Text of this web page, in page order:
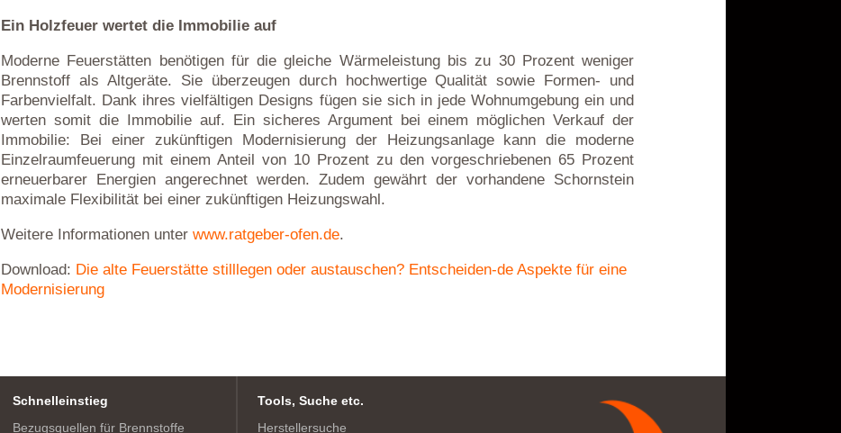
Ein Holzfeuer wertet die Immobilie auf
Moderne Feuerstätten benötigen für die gleiche Wärmeleistung bis zu 30 Prozent weniger
Brennstoff als Altgeräte. Sie überzeugen durch hochwertige Qualität sowie Formen- und
Farbenvielfalt. Dank ihres vielfältigen Designs fügen sie sich in jede Wohnumgebung ein und
werten somit die Immobilie auf. Ein sicheres Argument bei einem möglichen Verkauf der
Immobilie: Bei einer zukünftigen Modernisierung der Heizungsanlage kann die moderne
Einzelraumfeuerung mit einem Anteil von 10 Prozent zu den vorgeschriebenen 65 Prozent
erneuerbarer Energien angerechnet werden. Zudem gewährt der vorhandene Schornstein
maximale Flexibilität bei einer zukünftigen Heizungswahl.
Weitere Informationen unter www.ratgeber-ofen.de.
Download: Die alte Feuerstätte stilllegen oder austauschen? Entscheiden-de Aspekte für eine
Modernisierung
Schnelleinstieg
Bezugsquellen für Brennstoffe
Tools, Suche etc.
Herstellersuche